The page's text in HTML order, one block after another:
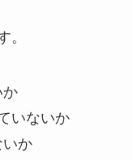
。
か
いないか
いか